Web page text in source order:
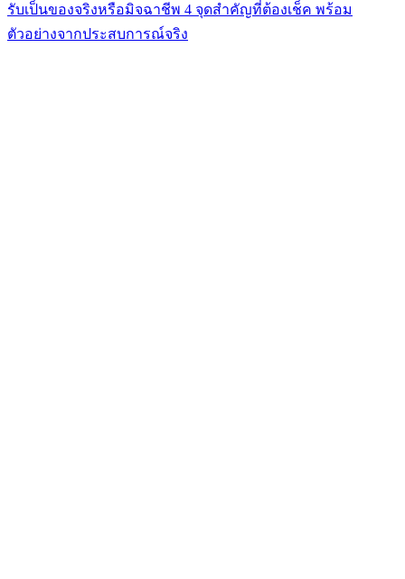
รับเป็นของจริงหรือมิจฉาชีพ 4 จุดสำคัญที่ต้องเช็ค พร้อม
ตัวอย่างจากประสบการณ์จริง